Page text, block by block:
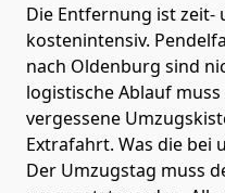
Die Entfernung ist zeit-
kostenintensiv.
nach Oldenburg sind
logistische Ablauf muss
vergessene
Extrafahrt. Was die bei
Der Umzugstag muss